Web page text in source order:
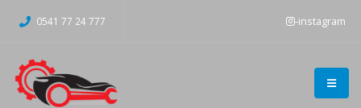
0541 77 24 777 -instagram